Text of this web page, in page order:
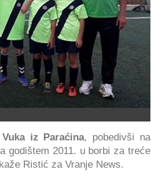
iz Paraćina, pobedivši na
godištem 2011. u borbi za treće
Ristić za Vranje News.